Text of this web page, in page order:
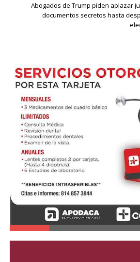
Abogados de Trump piden aplazar
documentos secretos hasta